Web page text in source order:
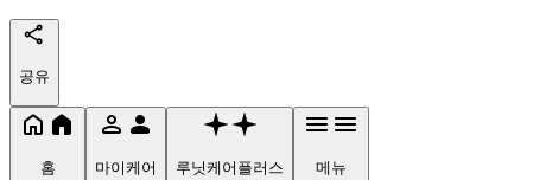
공유
홈 마이케어 루닛케어플러스 메뉴